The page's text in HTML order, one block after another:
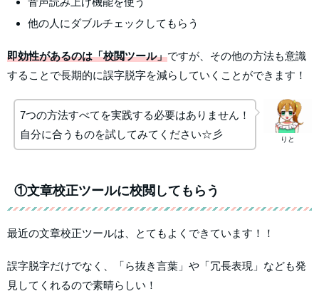
他の人にダブルチェックしてもらう
即効性があるのは「校閲ツール」ですが、その他の方法も意識
することで長期的に誤字脱字を減らしていくことができます！
りと
7つの方法すべてを実践する必要はありません！
自分に合うものを試してみてください☆彡
①文章校正ツールに校閲してもらう
最近の文章校正ツールは、とてもよくできています！！
誤字脱字だけでなく、「ら抜き言葉」や「冗長表現」なども発
見してくれるので素晴らしい！